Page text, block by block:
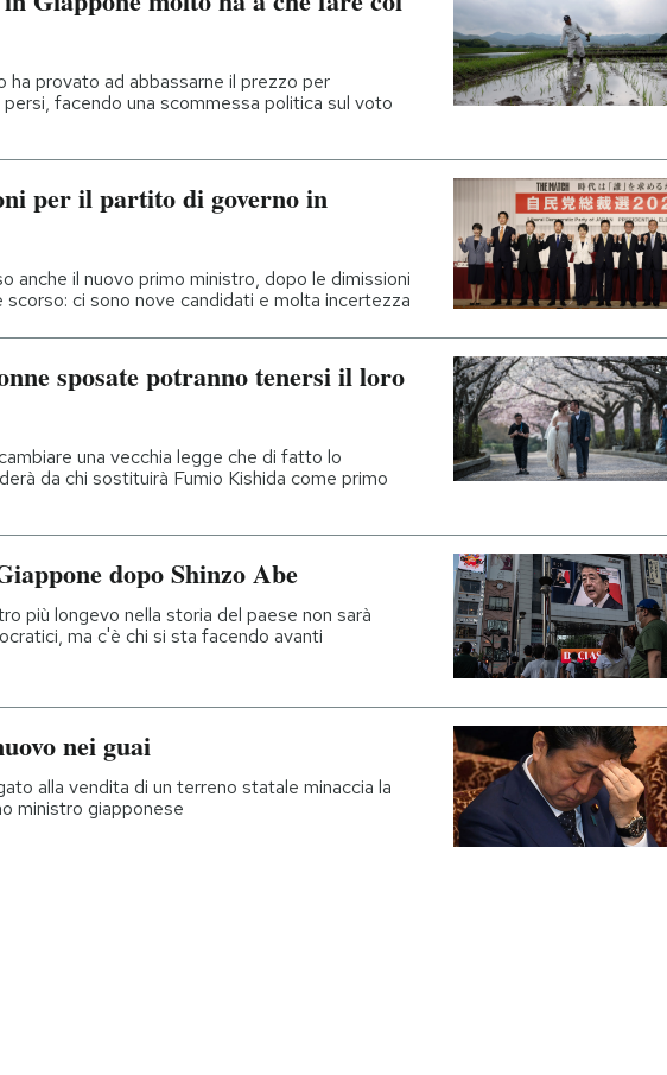
ha provato ad abbassarne il prezzo per
facendo una scommessa politica sul voto
per il partito di governo in
anche il nuovo primo ministro, dopo le dimissioni
scorso: ci sono nove candidati e molta incertezza
sposate potranno tenersi il loro
una vecchia legge che di fatto lo
da chi sostituirà Fumio Kishida come primo
dopo Shinzo Abe
più longevo nella storia del paese non sarà
ma c'è chi si sta facendo avanti
nei guai
alla vendita di un terreno statale minaccia la
ministro giapponese